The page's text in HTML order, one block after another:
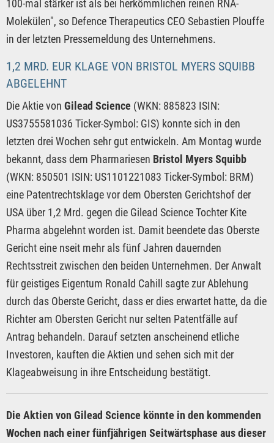
100-mal stärker ist als bei herkömmlichen reinen RNA-
Molekülen", so Defence Therapeutics CEO Sebastien Plouffe
in der letzten Pressemeldung des Unternehmens.
1,2 MRD. EUR KLAGE VON BRISTOL MYERS SQUIBB
ABGELEHNT
Die Aktie von Gilead Science (WKN: 885823 ISIN:
US3755581036 Ticker-Symbol: GIS) konnte sich in den
letzten drei Wochen sehr gut entwickeln. Am Montag wurde
bekannt, dass dem Pharmariesen Bristol Myers Squibb
(WKN: 850501 ISIN: US1101221083 Ticker-Symbol: BRM)
eine Patentrechtsklage vor dem Obersten Gerichtshof der
USA über 1,2 Mrd. gegen die Gilead Science Tochter Kite
Pharma abgelehnt worden ist. Damit beendete das Oberste
Gericht eine nseit mehr als fünf Jahren dauernden
Rechtsstreit zwischen den beiden Unternehmen. Der Anwalt
für geistiges Eigentum Ronald Cahill sagte zur Ablehung
durch das Oberste Gericht, dass er dies erwartet hatte, da die
Richter am Obersten Gericht nur selten Patentfälle auf
Antrag behandeln. Darauf setzten anscheinend etliche
Investoren, kauften die Aktien und sehen sich mit der
Klageabweisung in ihre Entscheidung bestätigt.
Die Aktien von Gilead Science könnte in den kommenden
Wochen nach einer fünfjährigen Seitwärtsphase aus dieser